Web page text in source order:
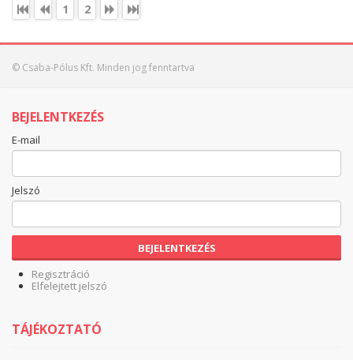
1 2
© Csaba-Pólus Kft. Minden jog fenntartva
BEJELENTKEZÉS
E-mail
Jelszó
BEJELENTKEZÉS
Regisztráció
Elfelejtett jelszó
TÁJÉKOZTATÓ